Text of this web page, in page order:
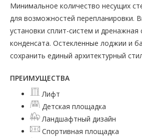
Минимальное количество несущих
для возможностей перепланировки.
установки сплит-систем и дренажная
конденсата. Остекленные лоджии и
сохранить единый архитектурный
ПРЕИМУЩЕСТВА
Лифт
Детская площадка
Ландшафтный дизайн
Спортивная площадка